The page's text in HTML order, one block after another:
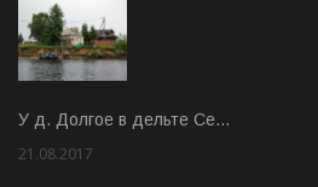
У д. Долгое в дельте Се…
21.08.2017